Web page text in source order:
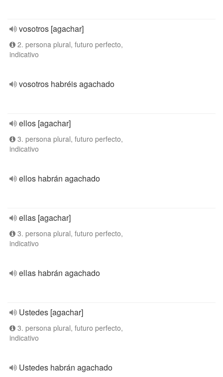
vosotros [agachar]
2. persona plural, futuro perfecto,
indicativo
vosotros habréis agachado
ellos [agachar]
3. persona plural, futuro perfecto,
indicativo
ellos habrán agachado
ellas [agachar]
3. persona plural, futuro perfecto,
indicativo
ellas habrán agachado
Ustedes [agachar]
3. persona plural, futuro perfecto,
indicativo
Ustedes habrán agachado